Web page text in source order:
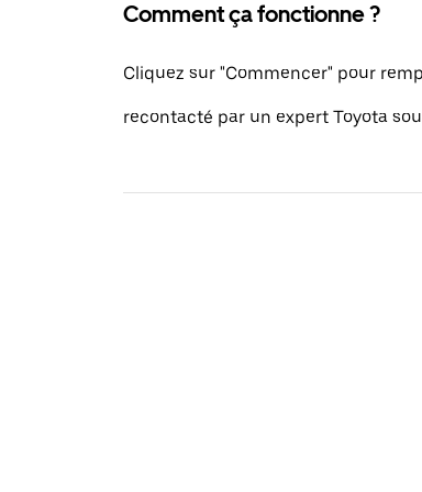
Comment ça fonctionne ?
Cliquez sur "Commencer" pour
recontacté par un expert Toyota